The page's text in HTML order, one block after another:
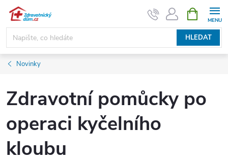
Přejít
obsah
HLEDAT
NÁKUPNÍ
KOŠÍK
Novinky
Zdravotní pomůcky po
operaci kyčelního
kloubu